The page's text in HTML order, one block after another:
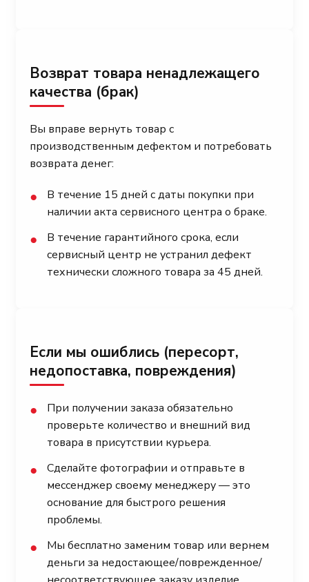
Возврат товара ненадлежащего
качества (брак)
Вы вправе вернуть товар с
производственным дефектом и потребовать
возврата денег:
●
В течение 15 дней с даты покупки при
наличии акта сервисного центра о браке.
●
В течение гарантийного срока, если
сервисный центр не устранил дефект
технически сложного товара за 45 дней.
Если мы ошиблись (пересорт,
недопоставка, повреждения)
●
При получении заказа обязательно
проверьте количество и внешний вид
товара в присутствии курьера.
●
Сделайте фотографии и отправьте в
мессенджер своему менеджеру — это
основание для быстрого решения
проблемы.
●
Мы бесплатно заменим товар или вернем
деньги за недостающее/поврежденное/